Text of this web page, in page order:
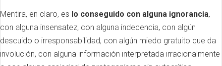
Mentira, en claro, es lo conseguido con alguna ignorancia,
con alguna insensatez, con alguna indecencia, con algún
descuido o irresponsabilidad, con algún miedo gratuito que da
involución, con alguna información interpretada irracionalmente